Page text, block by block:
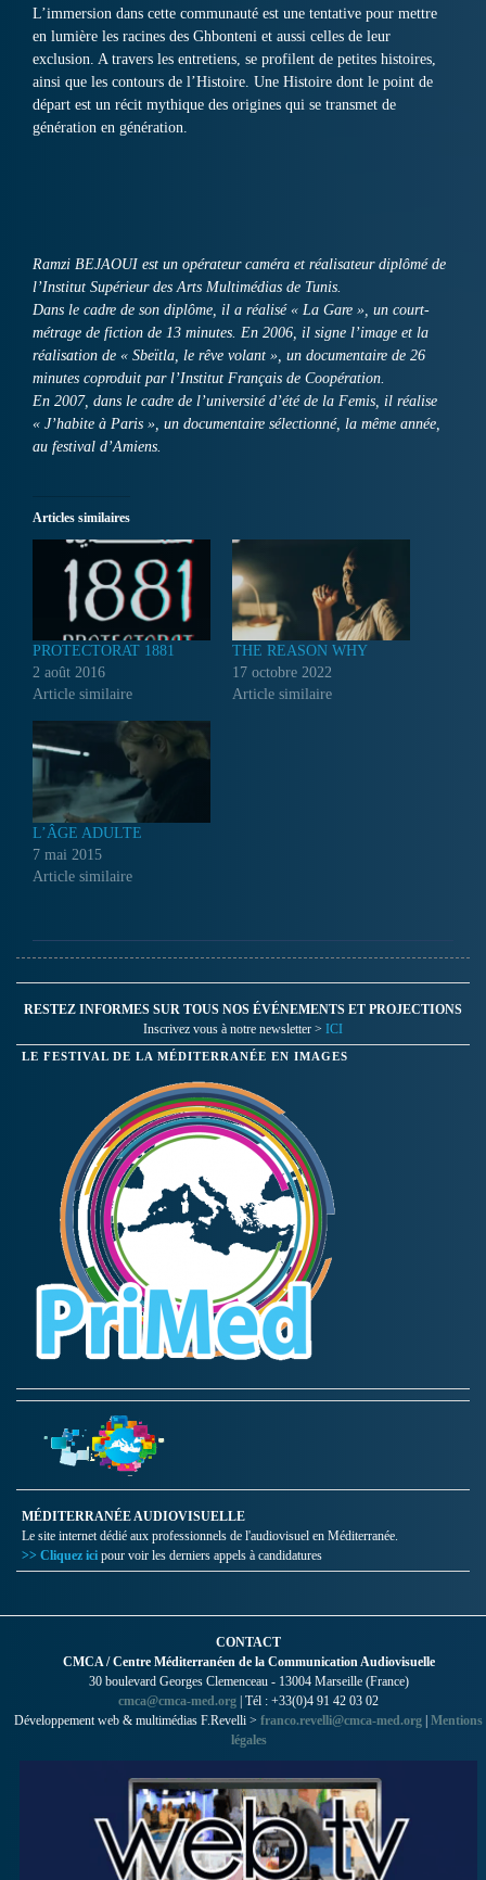
L’immersion dans cette communauté est une tentative pour mettre
en lumière les racines des Ghbonteni et aussi celles de leur
exclusion. A travers les entretiens, se profilent de petites histoires,
ainsi que les contours de l’Histoire. Une Histoire dont le point de
départ est un récit mythique des origines qui se transmet de
génération en génération.
Ramzi BEJAOUI est un opérateur caméra et réalisateur diplômé de
l’Institut Supérieur des Arts Multimédias de Tunis.
Dans le cadre de son diplôme, il a réalisé « La Gare », un court-
métrage de fiction de 13 minutes. En 2006, il signe l’image et la
réalisation de « Sbeïtla, le rêve volant », un documentaire de 26
minutes coproduit par l’Institut Français de Coopération.
En 2007, dans le cadre de l’université d’été de la Femis, il réalise
« J’habite à Paris », un documentaire sélectionné, la même année,
au festival d’Amiens.
Articles similaires
PROTECTORAT 1881
2 août 2016
Article similaire
THE REASON WHY
17 octobre 2022
Article similaire
L’ÂGE ADULTE
7 mai 2015
Article similaire
RESTEZ INFORMES SUR TOUS NOS ÉVÉNEMENTS ET PROJECTIONS
Inscrivez vous à notre newsletter > ICI
LE FESTIVAL DE LA MÉDITERRANÉE EN IMAGES
MÉDITERRANÉE AUDIOVISUELLE
Le site internet dédié aux professionnels de l'audiovisuel en Méditerranée.
>> Cliquez ici pour voir les derniers appels à candidatures
CONTACT
CMCA / Centre Méditerranéen de la Communication Audiovisuelle
30 boulevard Georges Clemenceau - 13004 Marseille (France)
cmca@cmca-med.org | Tél : +33(0)4 91 42 03 02
Développement web & multimédias F.Revelli > franco.revelli@cmca-med.org Mentions
légales